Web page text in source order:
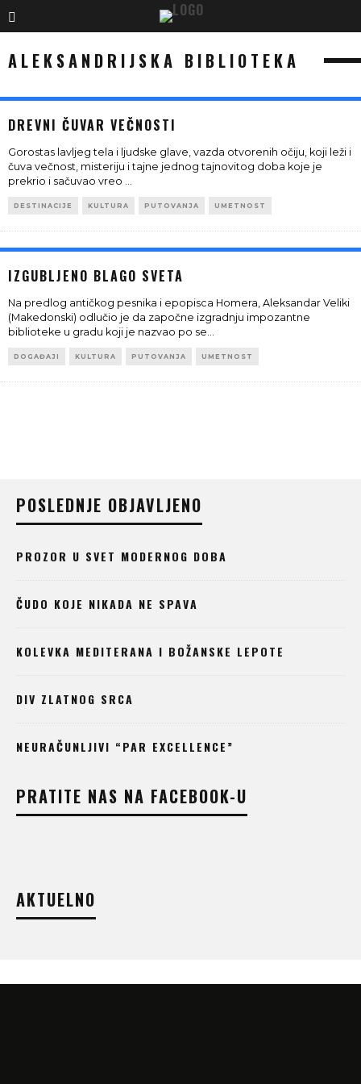
ALEKSANDRIJSKA BIBLIOTEKA
DREVNI ČUVAR VEČNOSTI
Gorostas lavljeg tela i ljudske glave, vazda otvorenih očiju, koji leži i
čuva večnost, misteriju i tajne jednog tajnovitog doba koje je
prekrio i sačuvao vreo ...
DESTINACIJE KULTURA PUTOVANJA UMETNOST
IZGUBLJENO BLAGO SVETA
Na predlog antičkog pesnika i epopisca Homera, Aleksandar Veliki
(Makedonski) odlučio je da započne izgradnju impozantne
biblioteke u gradu koji je nazvao po se...
DOGAĐAJI KULTURA PUTOVANJA UMETNOST
POSLEDNJE OBJAVLJENO
PROZOR U SVET MODERNOG DOBA
ČUDO KOJE NIKADA NE SPAVA
KOLEVKA MEDITERANA I BOŽANSKE LEPOTE
DIV ZLATNOG SRCA
NEURAČUNLJIVI “PAR EXCELLENCE”
PRATITE NAS NA FACEBOOK-U
AKTUELNO